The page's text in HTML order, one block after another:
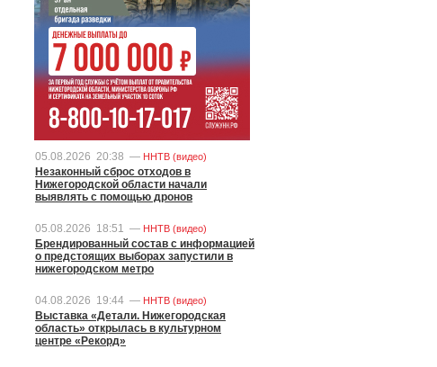
05.08.2026 20:38 — ННТВ (видео)
Незаконный сброс отходов в
Нижегородской области начали
выявлять с помощью дронов
05.08.2026 18:51 — ННТВ (видео)
Брендированный состав с информацией
о предстоящих выборах запустили в
нижегородском метро
04.08.2026 19:44 — ННТВ (видео)
Выставка «Детали. Нижегородская
область» открылась в культурном
центре «Рекорд»